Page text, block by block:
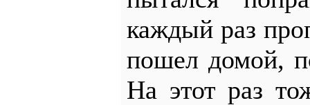
каждый раз
пошел домой,
На этот раз